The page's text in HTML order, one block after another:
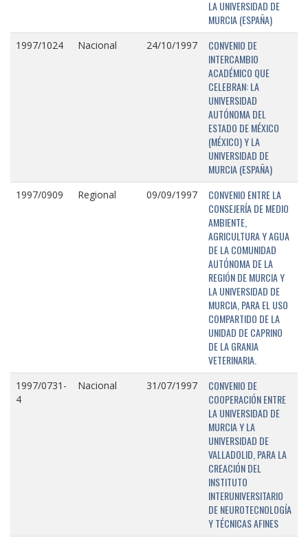
LA UNIVERSIDAD DE
MURCIA (ESPAÑA)
1997/1024 Nacional 24/10/1997
CONVENIO DE
INTERCAMBIO
ACADÉMICO QUE
CELEBRAN: LA
UNIVERSIDAD
AUTÓNOMA DEL
ESTADO DE MÉXICO
(MÉXICO) Y LA
UNIVERSIDAD DE
MURCIA (ESPAÑA)
1997/0909 Regional 09/09/1997
CONVENIO ENTRE LA
CONSEJERÍA DE MEDIO
AMBIENTE,
AGRICULTURA Y AGUA
DE LA COMUNIDAD
AUTÓNOMA DE LA
REGIÓN DE MURCIA Y
LA UNIVERSIDAD DE
MURCIA, PARA EL USO
COMPARTIDO DE LA
UNIDAD DE CAPRINO
DE LA GRANJA
VETERINARIA.
1997/0731-
4
Nacional 31/07/1997
CONVENIO DE
COOPERACIÓN ENTRE
LA UNIVERSIDAD DE
MURCIA Y LA
UNIVERSIDAD DE
VALLADOLID, PARA LA
CREACIÓN DEL
INSTITUTO
INTERUNIVERSITARIO
DE NEUROTECNOLOGÍA
Y TÉCNICAS AFINES